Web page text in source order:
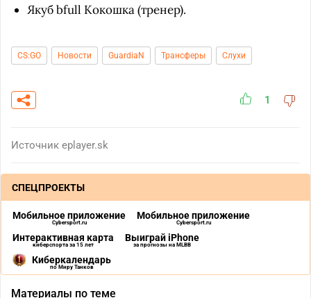
Якуб bfull Кокошка (тренер).
CS:GO Новости GuardiaN Трансферы Слухи
1
Источник eplayer.sk
СПЕЦПРОЕКТЫ
Мобильное приложение
Cybersport.ru
Мобильное приложение
Cybersport.ru
Интерактивная карта
киберспорта за 15 лет
Выиграй iPhone
за прогнозы на MLBB
Киберкалендарь
по Миру Танков
Материалы по теме